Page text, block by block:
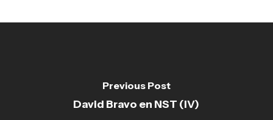
Previous Post
David Bravo en NST (IV)